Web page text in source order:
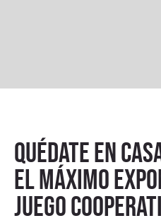
Quédate en
el máximo
juego